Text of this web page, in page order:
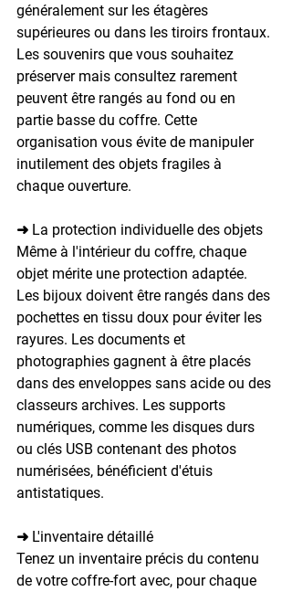
généralement sur les étagères
supérieures ou dans les tiroirs frontaux.
Les souvenirs que vous souhaitez
préserver mais consultez rarement
peuvent être rangés au fond ou en
partie basse du coffre. Cette
organisation vous évite de manipuler
inutilement des objets fragiles à
chaque ouverture.
➜ La protection individuelle des objets
Même à l'intérieur du coffre, chaque
objet mérite une protection adaptée.
Les bijoux doivent être rangés dans des
pochettes en tissu doux pour éviter les
rayures. Les documents et
photographies gagnent à être placés
dans des enveloppes sans acide ou des
classeurs archives. Les supports
numériques, comme les disques durs
ou clés USB contenant des photos
numérisées, bénéficient d'étuis
antistatiques.
➜ L'inventaire détaillé
Tenez un inventaire précis du contenu
de votre coffre-fort avec, pour chaque